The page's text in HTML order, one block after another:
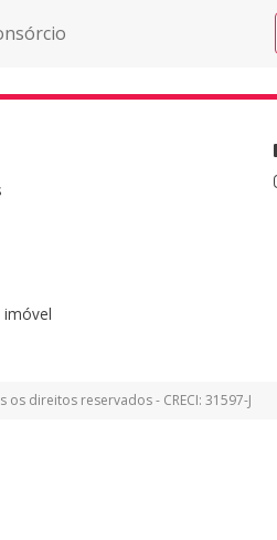
imóvel
direitos reservados - CRECI: 31597-J